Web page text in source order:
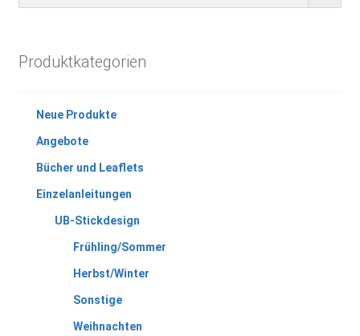
Produktkategorien
Neue Produkte
Angebote
Bücher und Leaflets
Einzelanleitungen
UB-Stickdesign
Frühling/Sommer
Herbst/Winter
Sonstige
Weihnachten